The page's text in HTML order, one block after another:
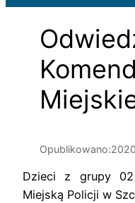
Opublikowano:
Dzieci z grupy
Miejską Policji w